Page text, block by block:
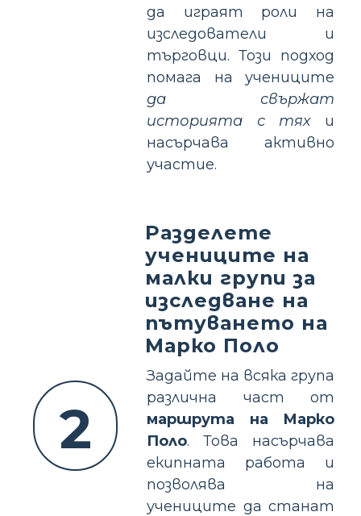
да играят роли на
изследователи и
търговци. Този подход
помага на учениците
да свържат
историята с тяхи
насърчава активно
участие.
2
Разделете
учениците на
малки групи за
изследване на
пътуването на
Марко Поло
Задайте на всяка група
различна част от
маршрута на Марко
Поло. Това насърчава
екипната работа и
позволява на
учениците да станат